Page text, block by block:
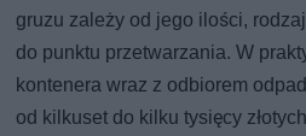
gruzu zależy od jego ilości,
do punktu przetwarzania. W
kontenera wraz z odbiorem
od kilkuset do kilku tysięcy